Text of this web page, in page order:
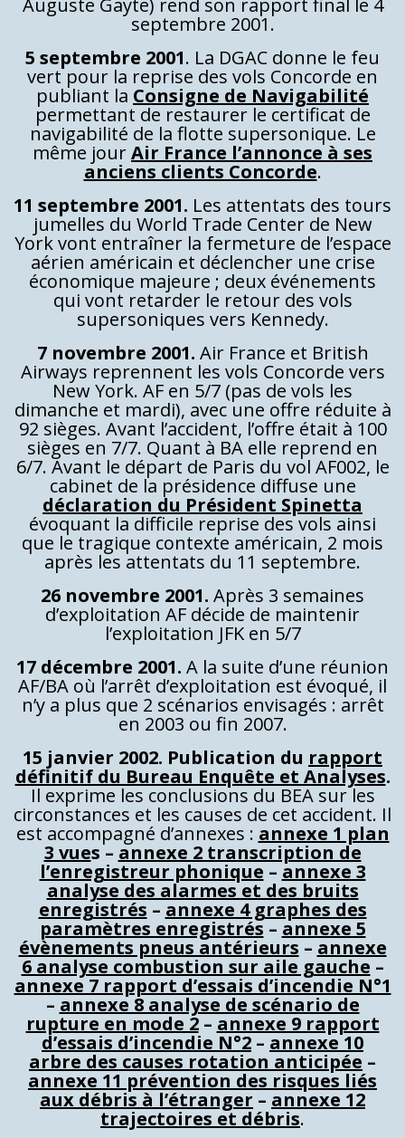
Auguste Gayte) rend son rapport final le 4
septembre 2001.
5 septembre 2001. La DGAC donne le feu
vert pour la reprise des vols Concorde en
publiant la Consigne de Navigabilité
permettant de restaurer le certificat de
navigabilité de la flotte supersonique. Le
même jourAir France l’annonce à ses
anciens clients Concorde.
11 septembre 2001. Les attentats des tours
jumelles du World Trade Center de New
York vont entraîner la fermeture de l’espace
aérien américain et déclencher une crise
économique majeure ; deux événements
qui vont retarder le retour des vols
supersoniques vers Kennedy.
7 novembre 2001. Air France et British
Airways reprennent les vols Concorde vers
New York. AF en 5/7 (pas de vols les
dimanche et mardi), avec une offre réduite à
92 sièges. Avant l’accident, l’offre était à 100
sièges en 7/7. Quant à BA elle reprend en
6/7. Avant le départ de Paris du vol AF002, le
cabinet de la présidence diffuse une
déclaration du Président Spinetta
évoquant la difficile reprise des vols ainsi
que le tragique contexte américain, 2 mois
après les attentats du 11 septembre.
26 novembre 2001. Après 3 semaines
d’exploitation AF décide de maintenir
l’exploitation JFK en 5/7
17 décembre 2001. A la suite d’une réunion
AF/BA où l’arrêt d’exploitation est évoqué, il
n’y a plus que 2 scénarios envisagés : arrêt
en 2003 ou fin 2007.
15 janvier 2002. Publication du rapport
définitif du Bureau Enquête et Analyses.
Il exprime les conclusions du BEA sur les
circonstances et les causes de cet accident. Il
est accompagné d’annexes : annexe 1 plan
3 vues – annexe 2 transcription de
l’enregistreur phonique – annexe 3
analyse des alarmes et des bruits
enregistrés – annexe 4 graphes des
paramètres enregistrés – annexe 5
évènements pneus antérieurs – annexe
6 analyse combustion sur aile gauche –
annexe 7 rapport d’essais d’incendie N°1
– annexe 8 analyse de scénario de
rupture en mode 2– annexe 9 rapport
d’essais d’incendie N°2 – annexe 10
arbre des causes rotation anticipée –
annexe 11 prévention des risques liés
aux débris à l’étranger – annexe 12
trajectoires et débris.